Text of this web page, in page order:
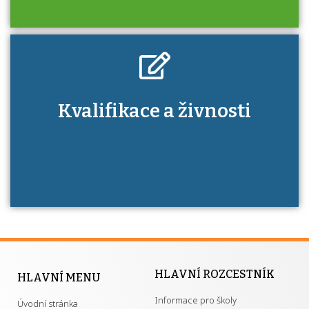
Kdo je to autorizovaná osoba a jaké výhody
má získání autorizace?
Kvalifikace a živnosti
HLAVNÍ MENU
Úvodní stránka
HLAVNÍ ROZCESTNÍK
Informace pro školy